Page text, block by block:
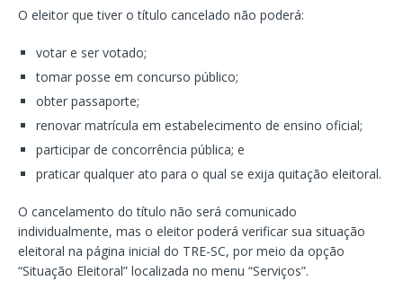
O eleitor que tiver o título cancelado não poderá:
votar e ser votado;
tomar posse em concurso público;
obter passaporte;
renovar matrícula em estabelecimento de ensino oficial;
participar de concorrência pública; e
praticar qualquer ato para o qual se exija quitação eleitoral.
O cancelamento do título não será comunicado
individualmente, mas o eleitor poderá verificar sua situação
eleitoral na página inicial do TRE-SC, por meio da opção
“Situação Eleitoral” localizada no menu “Serviços”.